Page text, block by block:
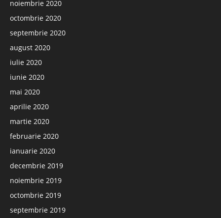
noiembrie 2020
octombrie 2020
septembrie 2020
august 2020
iulie 2020
iunie 2020
mai 2020
aprilie 2020
martie 2020
februarie 2020
ianuarie 2020
decembrie 2019
noiembrie 2019
octombrie 2019
septembrie 2019